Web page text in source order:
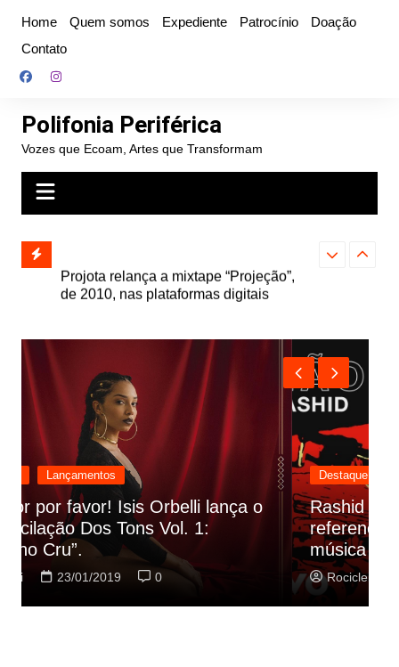
conteúdo
Home Quem somos Expediente Patrocínio
Doação
Contato
Polifonia Periférica
Vozes que Ecoam, Artes que Transformam
e abre
autoral,
de 2010, nas plataformas digitais
Farofa
Destaque Lançamentos
Rashid vai buscar nos HQs as
referencias do clipe de sua nova
música
Rociclei 22/01/2019